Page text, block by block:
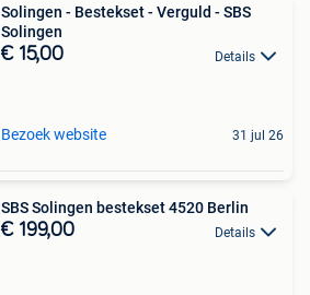
Solingen - Bestekset - Verguld - SBS
Solingen
€ 15,00 Details
Bezoek website 31 jul 26
SBS Solingen bestekset 4520 Berlin
€ 199,00 Details